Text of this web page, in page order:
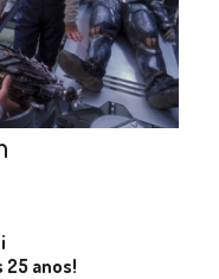
anos!